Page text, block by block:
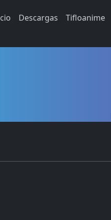
Descargas Tifloanime